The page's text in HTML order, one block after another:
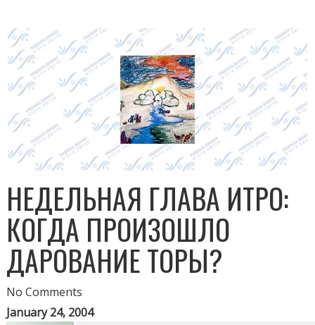
НЕДЕЛЬНАЯ ГЛАВА ИТРО:
КОГДА ПРОИЗОШЛО
ДАРОВАНИЕ ТОРЫ?
No Comments
January 24, 2004